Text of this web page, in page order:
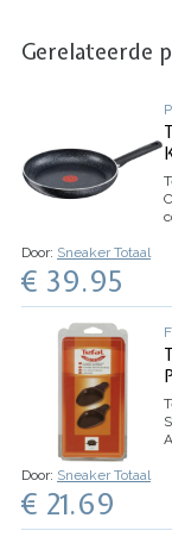
Gerelateerde
Door: Sneaker Totaal
€ 39.95
Door: Sneaker Totaal
€ 21.69